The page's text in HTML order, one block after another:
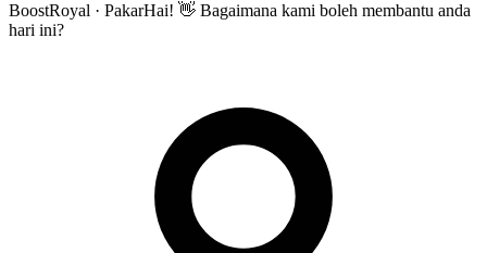
BoostRoyal · PakarHai! 👋 Bagaimana kami boleh membantu anda
hari ini?